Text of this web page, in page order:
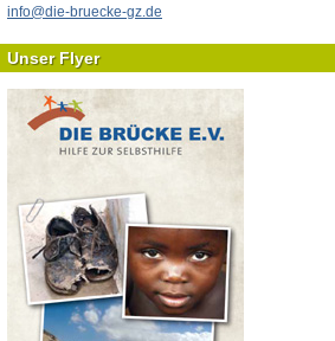
info@die-bruecke-gz.de
Unser Flyer